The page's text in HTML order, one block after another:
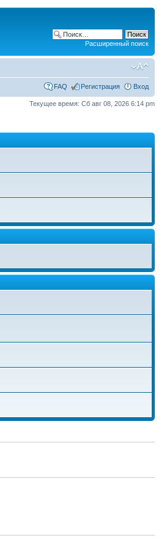
Расширенный поиск
FAQ Регистрация Вход
Текущее время: Сб авг 08, 2026 6:14 pm